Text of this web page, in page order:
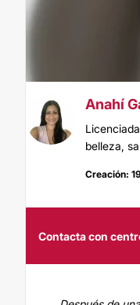
Anahí
belleza,
Creación:
Contacta con